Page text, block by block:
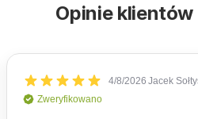
Opinie klientów